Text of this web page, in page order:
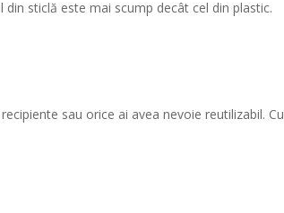
sticlă este mai scump decât cel din plastic.
sau orice ai avea nevoie reutilizabil. Cu